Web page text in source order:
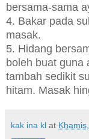
bersama-sama
4. Bakar pada
masak.
5. Hidang
boleh buat guna
tambah sedikit
hitam. Masak
kak ina kl at